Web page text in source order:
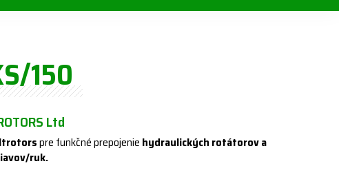
150
Ltd
pre funkčné prepojenie hydraulických rotátorov a
ruk.